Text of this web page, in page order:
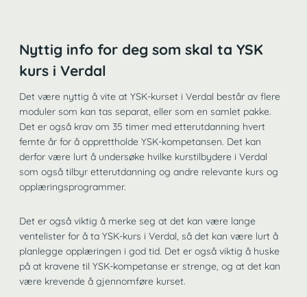
Nyttig info for deg som skal ta YSK
kurs i Verdal
Det være nyttig å vite at YSK-kurset i Verdal består av flere
moduler som kan tas separat, eller som en samlet pakke.
Det er også krav om 35 timer med etterutdanning hvert
femte år for å opprettholde YSK-kompetansen. Det kan
derfor være lurt å undersøke hvilke kurstilbydere i Verdal
som også tilbyr etterutdanning og andre relevante kurs og
opplæringsprogrammer.
Det er også viktig å merke seg at det kan være lange
ventelister for å ta YSK-kurs i Verdal, så det kan være lurt å
planlegge opplæringen i god tid. Det er også viktig å huske
på at kravene til YSK-kompetanse er strenge, og at det kan
være krevende å gjennomføre kurset.